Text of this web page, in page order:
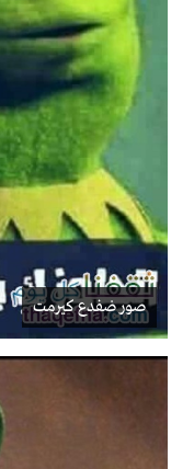
صور ضفدع كيرمت